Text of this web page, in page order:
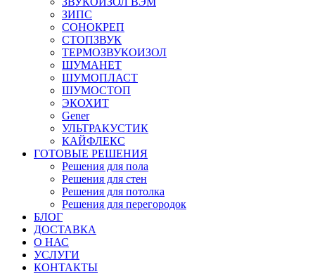
ЗИПС
СОНОКРЕП
СТОПЗВУК
ТЕРМОЗВУКОИЗОЛ
ШУМАНЕТ
ШУМОПЛАСТ
ШУМОСТОП
ЭКОХИТ
Gener
УЛЬТРАКУСТИК
КАЙФЛЕКС
ГОТОВЫЕ РЕШЕНИЯ
Решения для пола
Решения для стен
Решения для потолка
Решения для перегородок
БЛОГ
ДОСТАВКА
О НАС
УСЛУГИ
КОНТАКТЫ